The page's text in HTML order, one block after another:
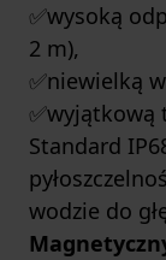
✅wysoką
2 m),
✅niewielką
✅wyjątkową
Standard
wodzie do